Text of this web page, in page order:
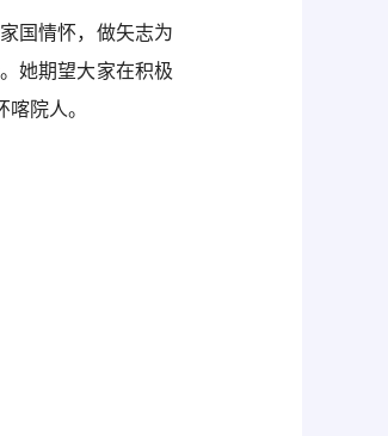
国情怀，做矢志为
她期望大家在积极
院人。